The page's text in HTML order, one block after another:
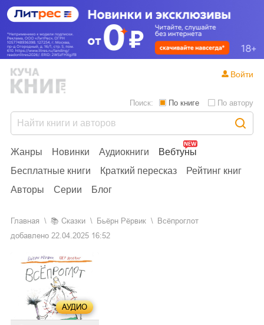
Жанры Новинки Аудиокниги
Вебтуны
Бесплатные книги
Краткий пересказ
Рейтинг книг
Авторы
Серии Блог
Поиск: По книге По автору
Войти
Главная 📚 сказки Бьёрн Рёрвик
Всёпроглот
добавлено 22.04.2025 16:52
АУДИО